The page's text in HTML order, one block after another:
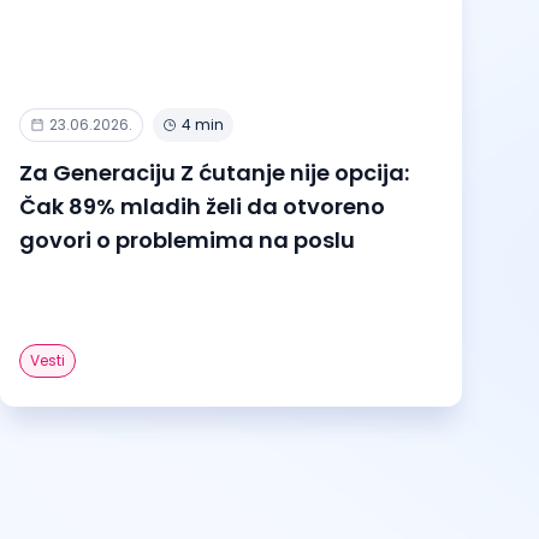
23.06.2026. 4 min
Za Generaciju Z ćutanje nije opcija:
Čak 89% mladih želi da otvoreno
govori o problemima na poslu
Vesti